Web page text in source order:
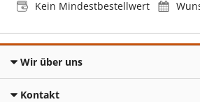
Kein Mindestbestellwert
Wir über uns
Kontakt